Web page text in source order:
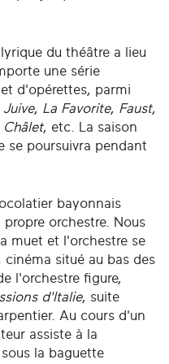
du théâtre a lieu
une série
d'opérettes, parmi
Juive, La Favorite, Faust,
Châlet, etc. La saison
se poursuivra pendant
bayonnais
orchestre. Nous
muet et l'orchestre se
situé au bas des
l'orchestre figure,
d'Italie, suite
Au cours d'un
assiste à la
la baguette